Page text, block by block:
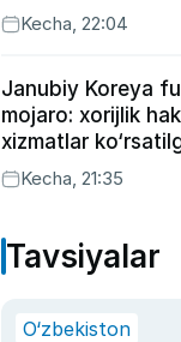
berilishi mumkin
Kecha, 22:04
Janubiy Koreya
mojaro: xorijlik
xizmatlar
qilindi
Kecha, 21:35
Tavsiyalar
O‘zbekiston